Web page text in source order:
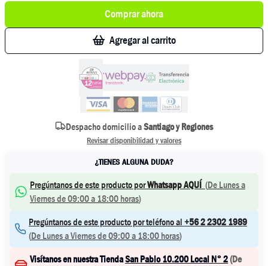
Comprar ahora
Agregar al carrito
Despacho domicilio aSantiago y Regiones
Revisar disponibilidad y valores
¿TIENES ALGUNA DUDA?
Pregúntanos de este producto porWhatsapp AQUÍ (De Lunes a
Viernes de 09:00 a 18:00 horas)
Pregúntanos de este producto por teléfono al+56 2 2302 1989
(De Lunes a Viernes de 09:00 a 18:00 horas)
Visítanos en nuestra TiendaSan Pablo 10.200 Local N° 2(De